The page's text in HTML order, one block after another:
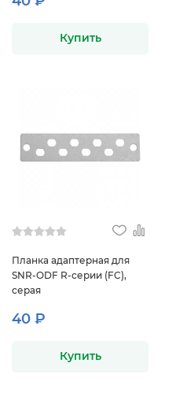
Купить
Планка адаптерная для
SNR-ODF R-серии (FC),
серая
40 ₽
Купить